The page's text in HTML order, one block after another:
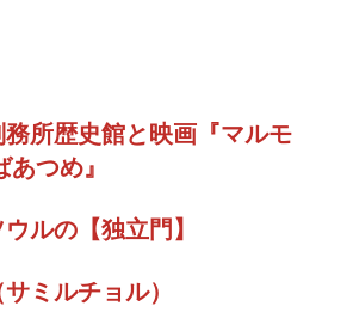
所歴史館と映画『マルモ
つめ』
ルの【独立門】
ミルチョル）